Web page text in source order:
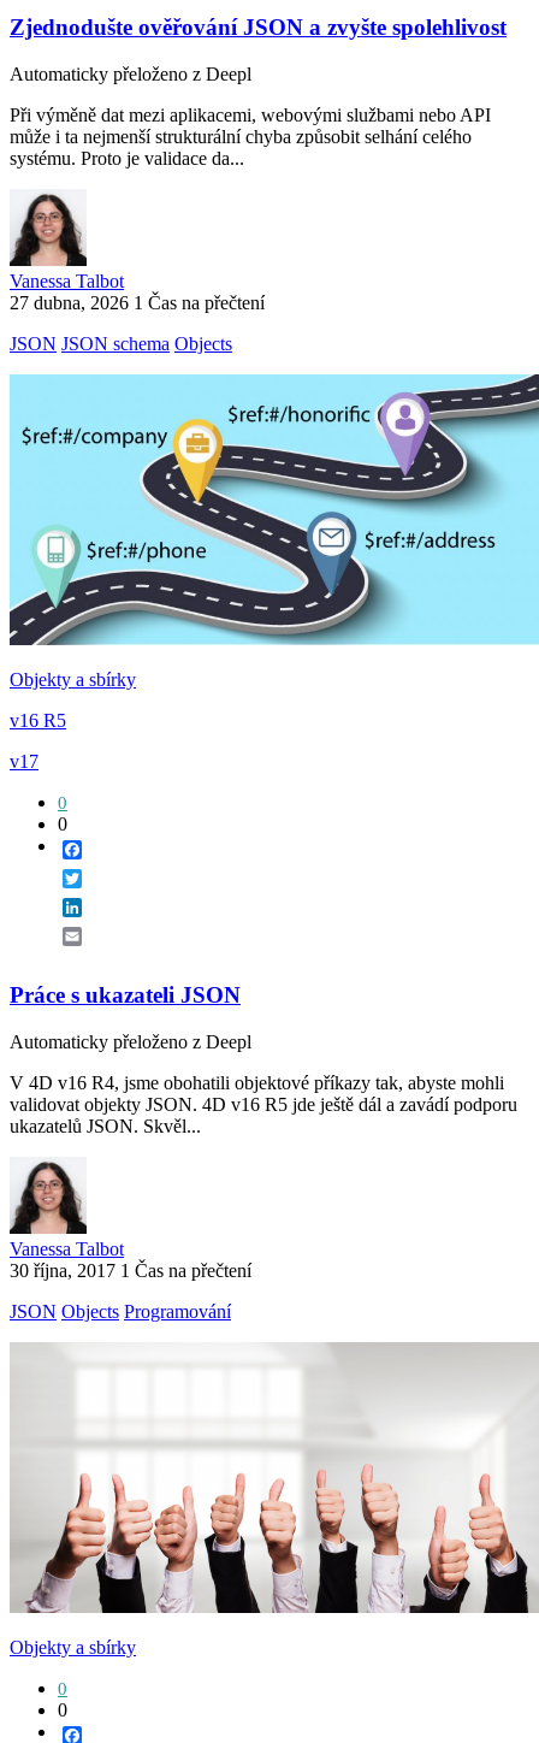
Zjednodušte ověřování JSON a zvyšte spolehlivost
Automaticky přeloženo z Deepl
Při výměně dat mezi aplikacemi, webovými službami nebo API
může i ta nejmenší strukturální chyba způsobit selhání celého
systému. Proto je validace da...
Vanessa Talbot
27 dubna, 2026 1 Čas na přečtení
JSON JSON schema Objects
Objekty a sbírky
v16 R5
v17
0
0
Práce s ukazateli JSON
Automaticky přeloženo z Deepl
V 4D v16 R4, jsme obohatili objektové příkazy tak, abyste mohli
validovat objekty JSON. 4D v16 R5 jde ještě dál a zavádí podporu
ukazatelů JSON. Skvěl...
Vanessa Talbot
30 října, 2017 1 Čas na přečtení
JSON Objects Programování
Objekty a sbírky
0
0